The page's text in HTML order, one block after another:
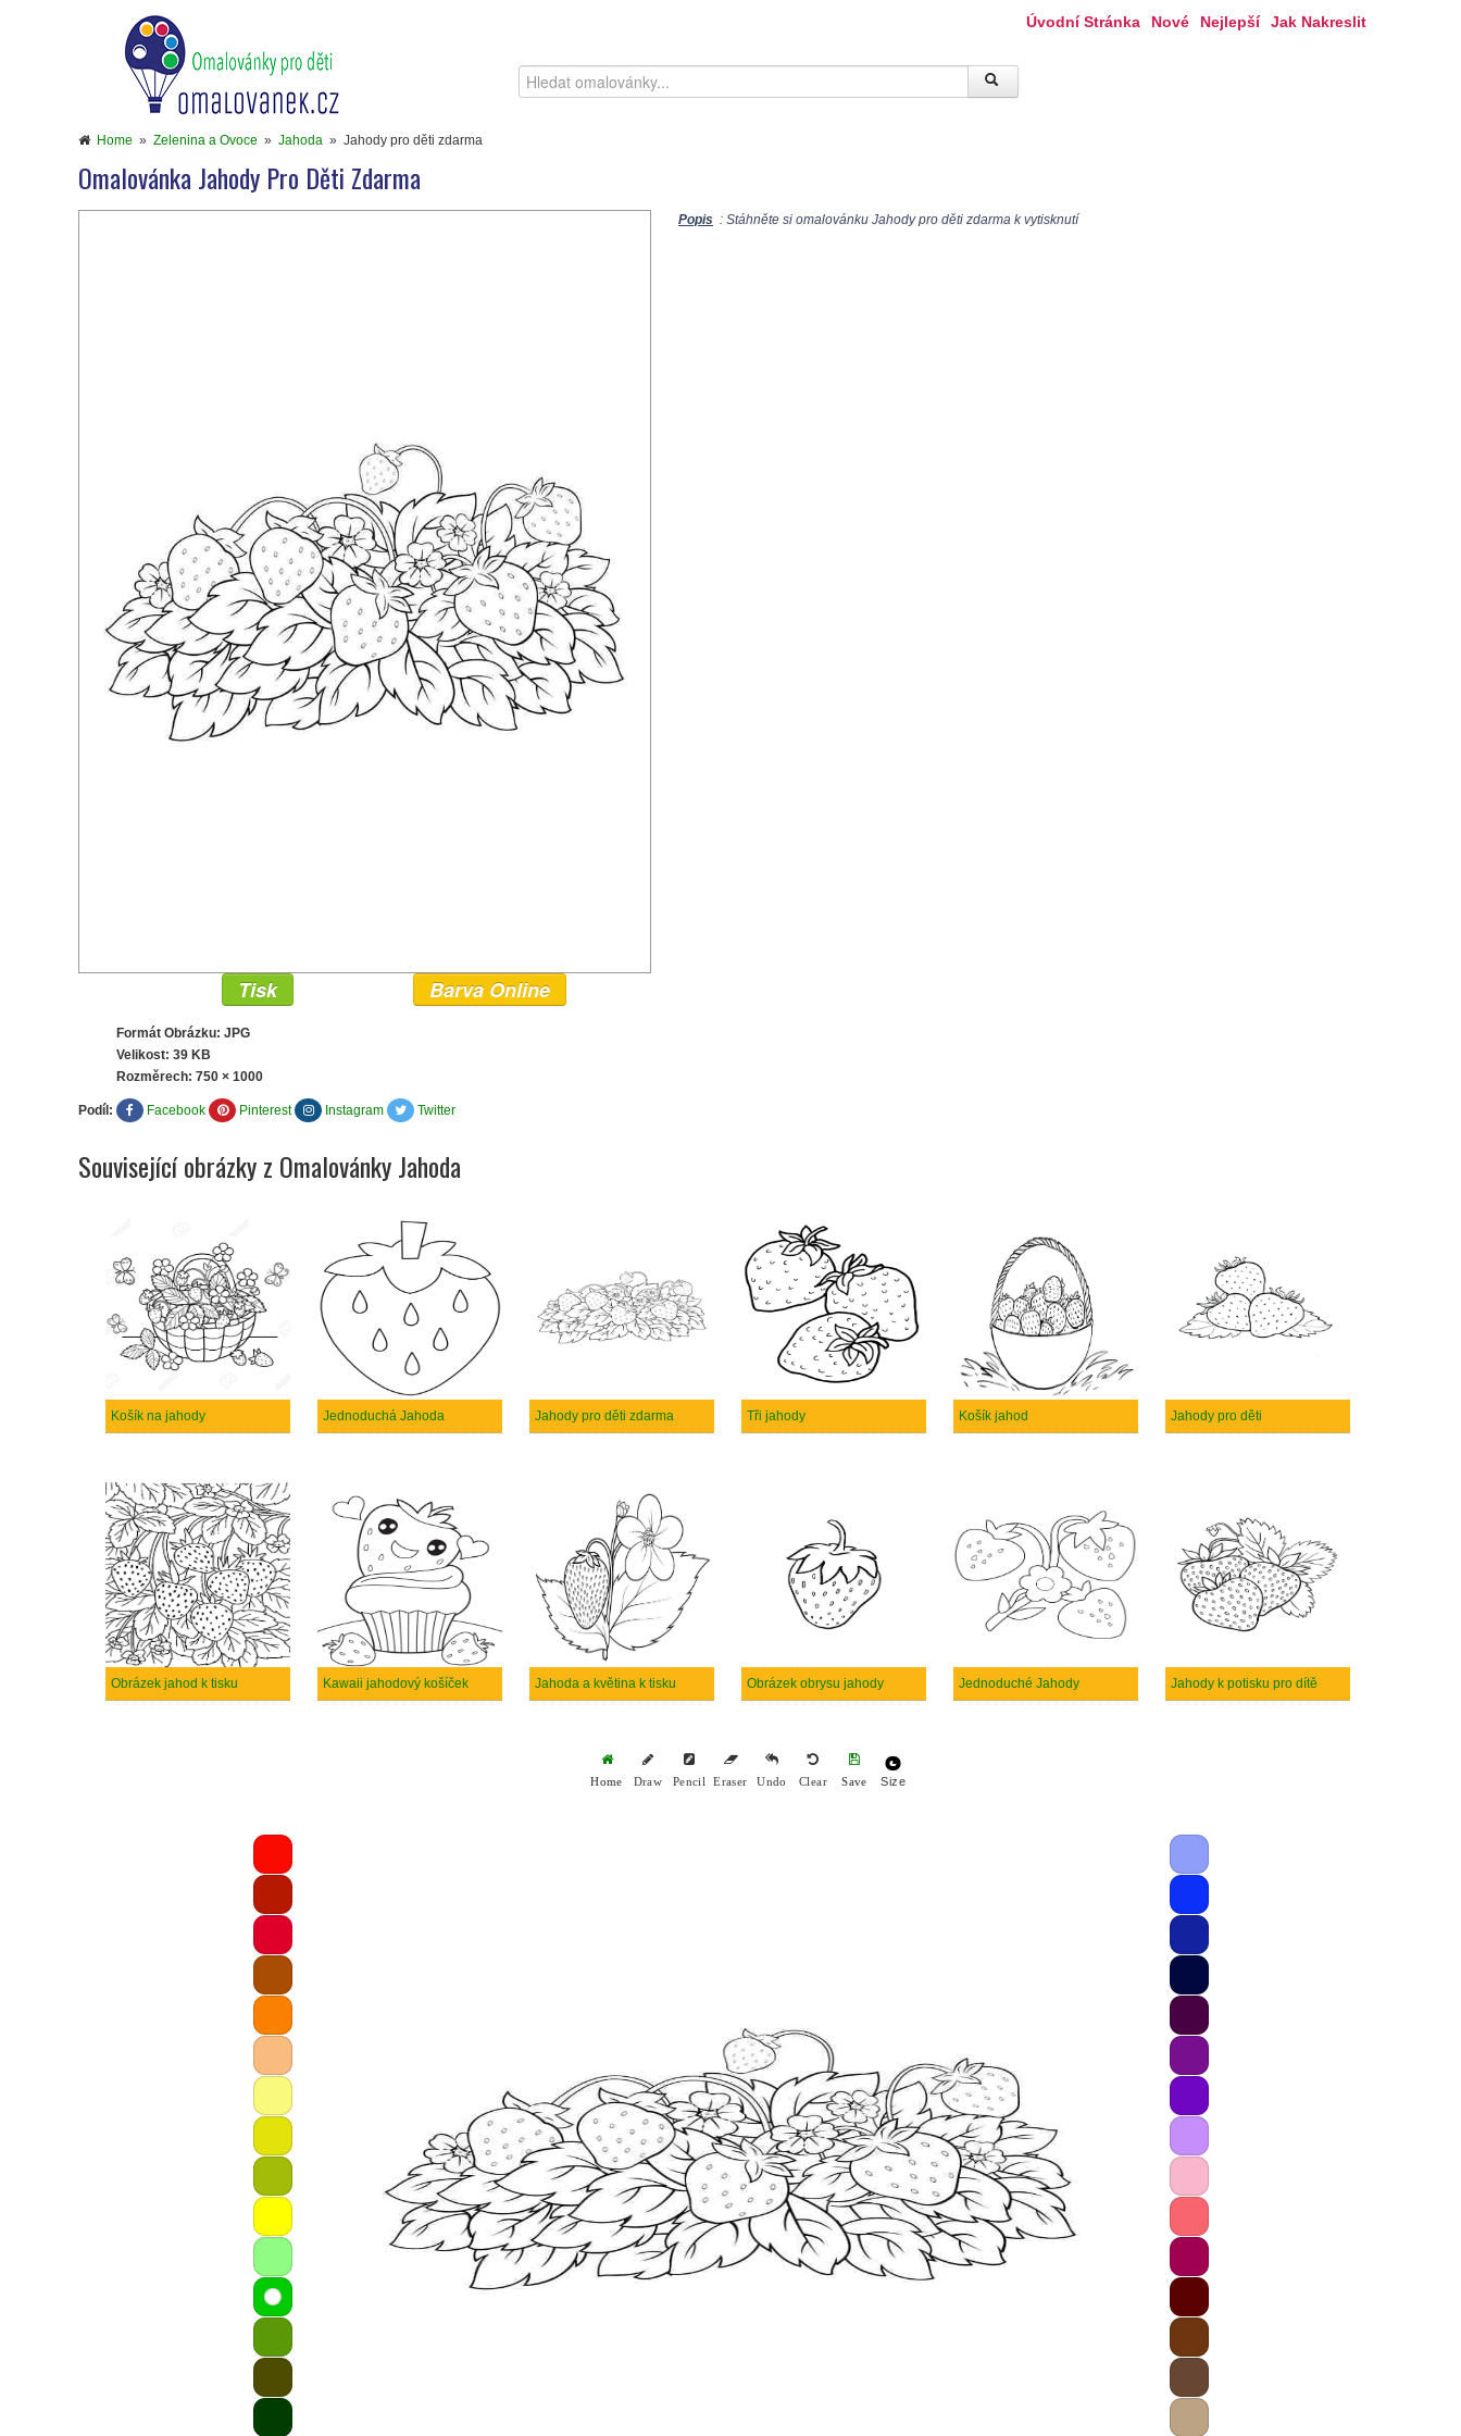
Úvodní Stránka Nové Nejlepší Jak Nakreslit
Home » Zelenina a Ovoce » Jahoda » Jahody pro děti zdarma
Omalovánka Jahody Pro Děti Zdarma
Popis : Stáhněte si omalovánku Jahody pro děti zdarma k vytisknutí
Tisk Barva Online
Formát Obrázku: JPG
Velikost: 39 KB
Rozměrech: 750 × 1000
Podíl: Facebook Pinterest Instagram Twitter
Související obrázky z Omalovánky Jahoda
Košík na jahody Jednoduchá Jahoda Jahody pro děti zdarma Tři jahody Košík jahod Jahody pro děti
Obrázek jahod k tisku Kawaii jahodový košíček Jahoda a květina k tisku Obrázek obrysu jahody Jednoduché Jahody Jahody k potisku pro dítě
Home Draw Pencil Eraser Undo Clear Save Size